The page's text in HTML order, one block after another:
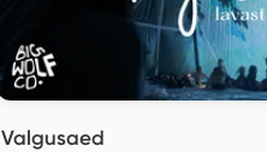
Valgusaed